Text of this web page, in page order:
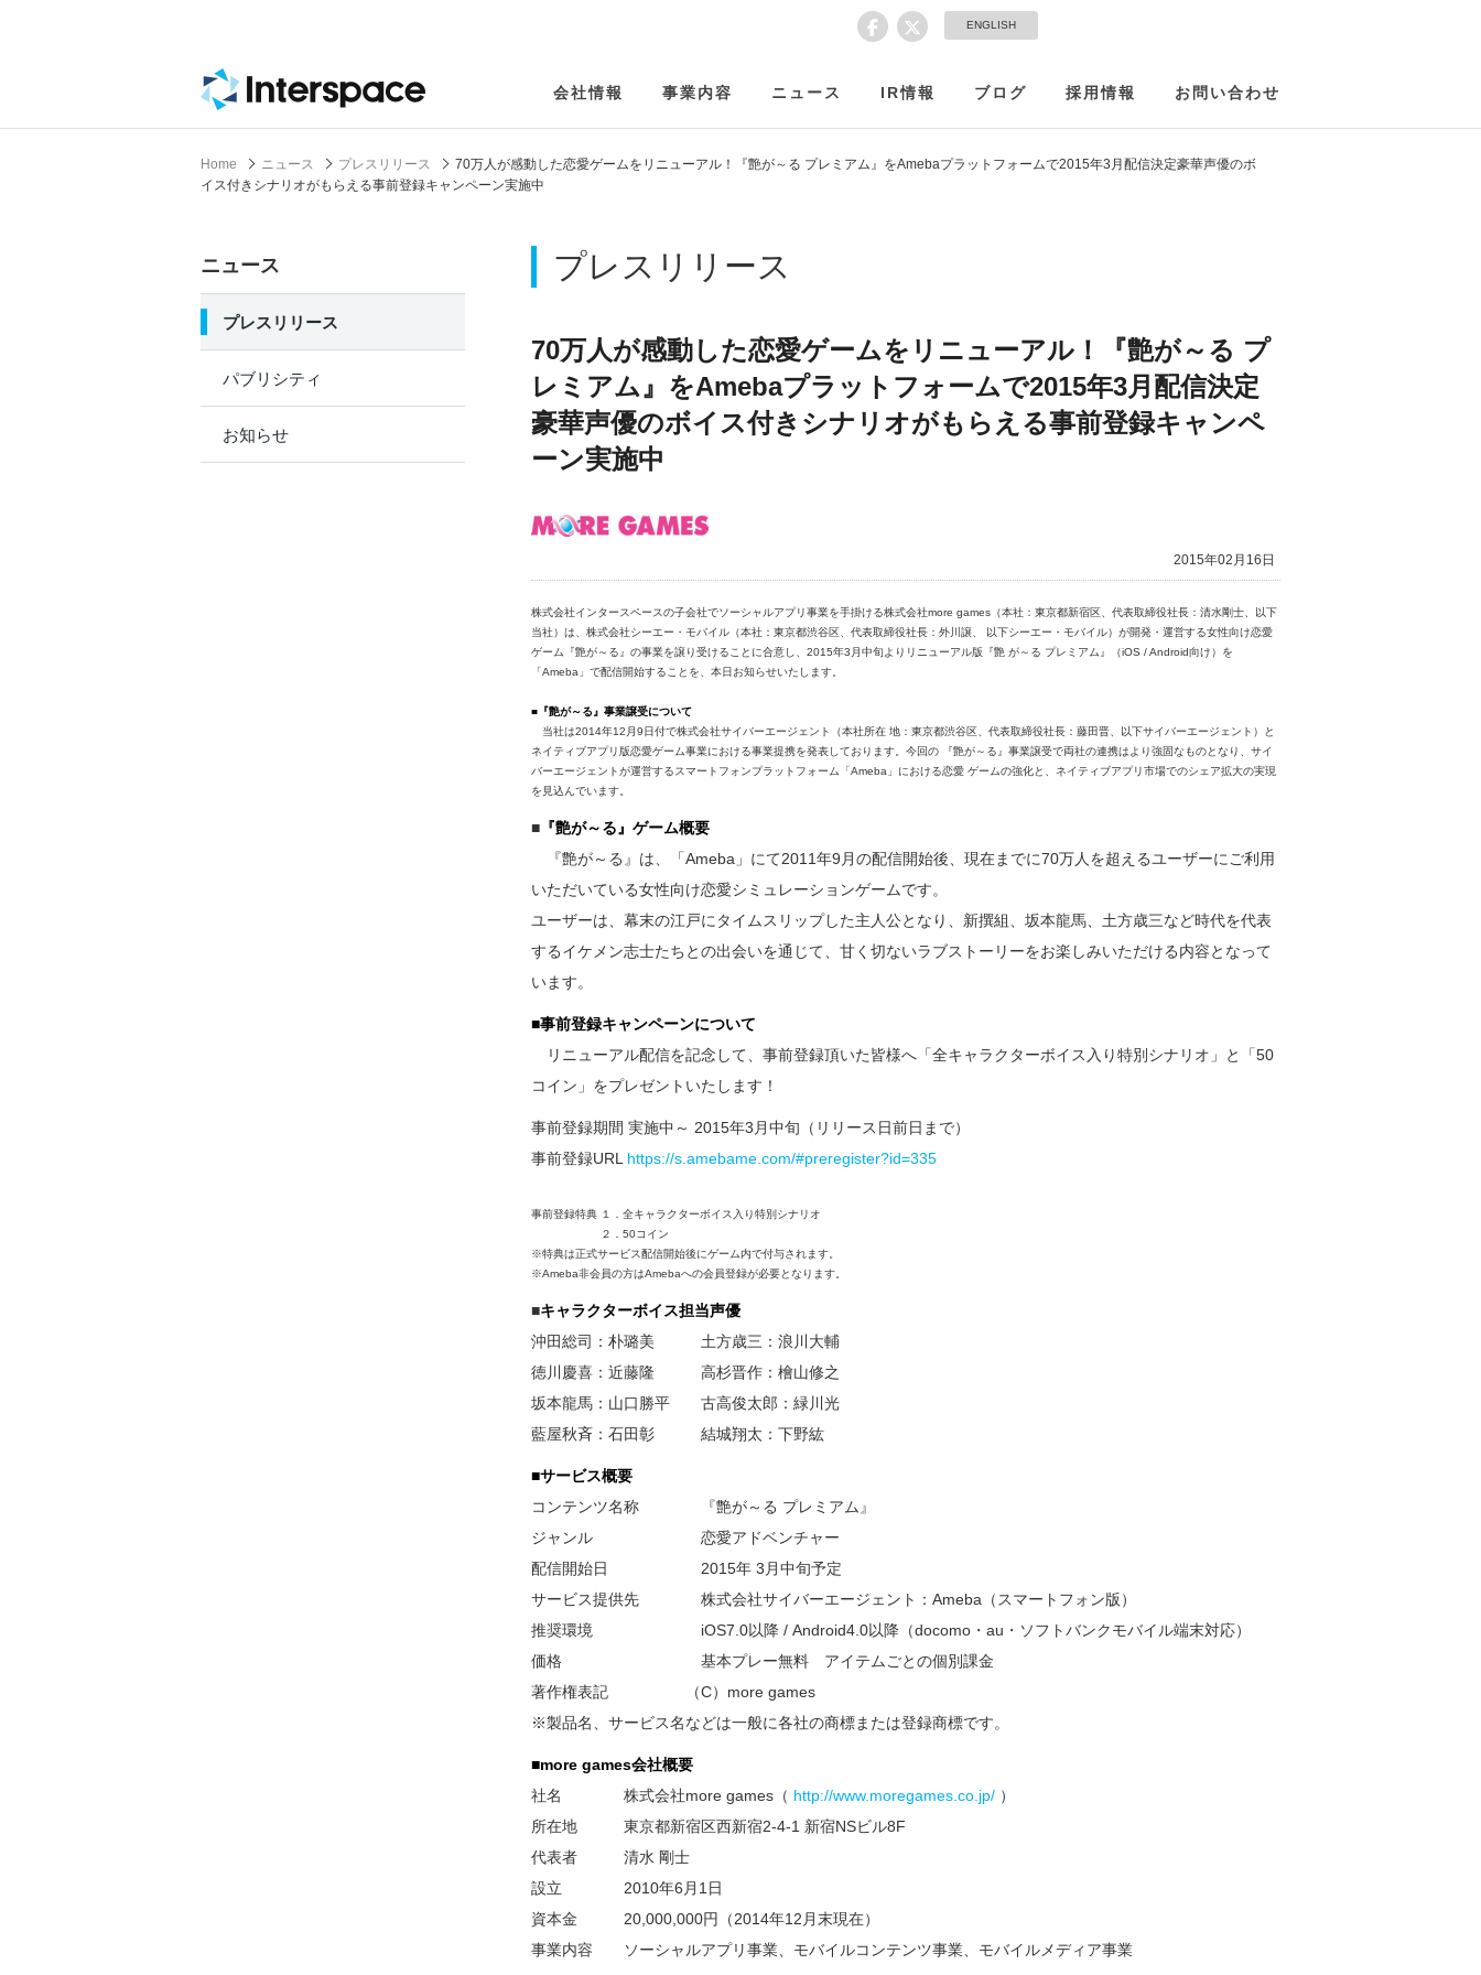
ENGLISH
会社情報 事業内容 ニュース IR情報 ブログ 採用情報 お問い合わせ
Home ニュース プレスリリース
70万人が感動した恋愛ゲームをリニューアル！『艶が～る プレミアム』をAmebaプラットフォームで2015年3月配信決定豪華声優のボ
イス付きシナリオがもらえる事前登録キャンペーン実施中
プレスリリース
70万人が感動した恋愛ゲームをリニューアル！『艶が～る プ
レミアム』をAmebaプラットフォームで2015年3月配信決定
豪華声優のボイス付きシナリオがもらえる事前登録キャンペ
ーン実施中
2015年02月16日
株式会社インタースペースの子会社でソーシャルアプリ事業を手掛ける株式会社more games（本社：東京都新宿区、代表取締役社長：清水剛士、以下
当社）は、株式会社シーエー・モバイル（本社：東京都渋谷区、代表取締役社長：外川譲、 以下シーエー・モバイル）が開発・運営する女性向け恋愛
ゲーム『艶が～る』の事業を譲り受けることに合意し、2015年3月中旬よりリニューアル版『艶 が～る プレミアム』（iOS / Android向け）を
「Ameba」で配信開始することを、本日お知らせいたします。
■『艶が～る』事業譲受について
当社は2014年12月9日付で株式会社サイバーエージェント（本社所在 地：東京都渋谷区、代表取締役社長：藤田晋、以下サイバーエージェント）と
ネイティブアプリ版恋愛ゲーム事業における事業提携を発表しております。今回の 『艶が～る』事業譲受で両社の連携はより強固なものとなり、サイ
バーエージェントが運営するスマートフォンプラットフォーム「Ameba」における恋愛 ゲームの強化と、ネイティブアプリ市場でのシェア拡大の実現
を見込んでいます。
■ 『艶が～る』ゲーム概要
『艶が～る』は、「Ameba」にて2011年9月の配信開始後、現在までに70万人を超えるユーザーにご利用
いただいている女性向け恋愛シミュレーションゲームです。
ユーザーは、幕末の江戸にタイムスリップした主人公となり、新撰組、坂本龍馬、土方歳三など時代を代表
するイケメン志士たちとの出会いを通じて、甘く切ないラブストーリーをお楽しみいただける内容となって
います。
■事前登録キャンペーンについて
リニューアル配信を記念して、事前登録頂いた皆様へ「全キャラクターボイス入り特別シナリオ」と「50
コイン」をプレゼントいたします！
事前登録期間 実施中～ 2015年3月中旬（リリース日前日まで）
事前登録URL https://s.amebame.com/#preregister?id=335
事前登録特典 １．全キャラクターボイス入り特別シナリオ
２．50コイン
※特典は正式サービス配信開始後にゲーム内で付与されます。
※Ameba非会員の方はAmebaへの会員登録が必要となります。
■キャラクターボイス担当声優
沖田総司：朴璐美 土方歳三：浪川大輔
徳川慶喜：近藤隆 高杉晋作：檜山修之
坂本龍馬：山口勝平 古高俊太郎：緑川光
藍屋秋斉：石田彰 結城翔太：下野紘
■サービス概要
コンテンツ名称 『艶が～る プレミアム』
ジャンル 恋愛アドベンチャー
配信開始日 2015年 3月中旬予定
サービス提供先 株式会社サイバーエージェント：Ameba（スマートフォン版）
推奨環境 iOS7.0以降 / Android4.0以降（docomo・au・ソフトバンクモバイル端末対応）
価格 基本プレー無料 アイテムごとの個別課金
著作権表記 （C）more games
※製品名、サービス名などは一般に各社の商標または登録商標です。
■more games会社概要
社名 株式会社more games（ http://www.moregames.co.jp/ ）
所在地 東京都新宿区西新宿2-4-1 新宿NSビル8F
代表者 清水 剛士
設立 2010年6月1日
資本金 20,000,000円（2014年12月末現在）
事業内容 ソーシャルアプリ事業、モバイルコンテンツ事業、モバイルメディア事業
ニュース
プレスリリース
パブリシティ
お知らせ